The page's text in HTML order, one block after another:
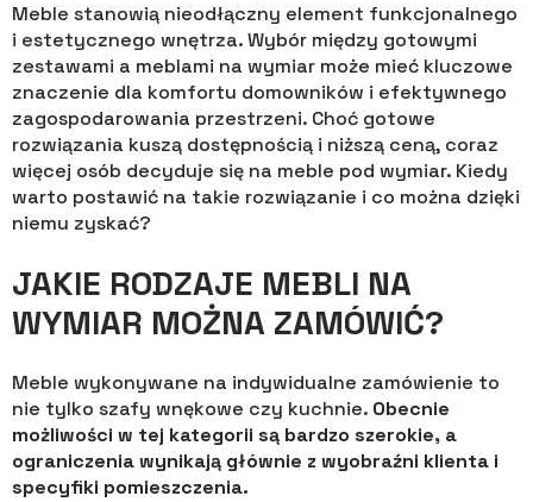
Meble stanowią nieodłączny element funkcjonalnego
i estetycznego wnętrza. Wybór między gotowymi
zestawami a meblami na wymiar może mieć kluczowe
znaczenie dla komfortu domowników i efektywnego
zagospodarowania przestrzeni. Choć gotowe
rozwiązania kuszą dostępnością i niższą ceną, coraz
więcej osób decyduje się na meble pod wymiar. Kiedy
warto postawić na takie rozwiązanie i co można dzięki
niemu zyskać?
JAKIE RODZAJE MEBLI NA
WYMIAR MOŻNA ZAMÓWIĆ?
Meble wykonywane na indywidualne zamówienie to
nie tylko szafy wnękowe czy kuchnie. Obecnie
możliwości w tej kategorii są bardzo szerokie, a
ograniczenia wynikają głównie z wyobraźni klienta i
specyfiki pomieszczenia.